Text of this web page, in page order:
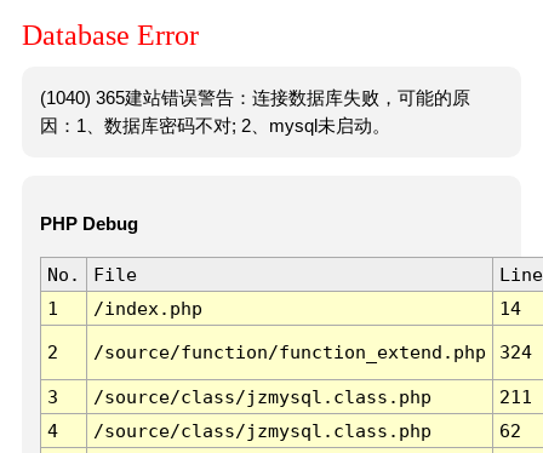
Database Error
(1040) 365建站错误警告：连接数据库失败，可能的原
因：1、数据库密码不对; 2、mysql未启动。
PHP Debug
No. File
Line
1
/index.php 14
2 /source/function/function_extend.php 324
3 /source/class/jzmysql.class.php
211
4
/source/class/jzmysql.class.php
62